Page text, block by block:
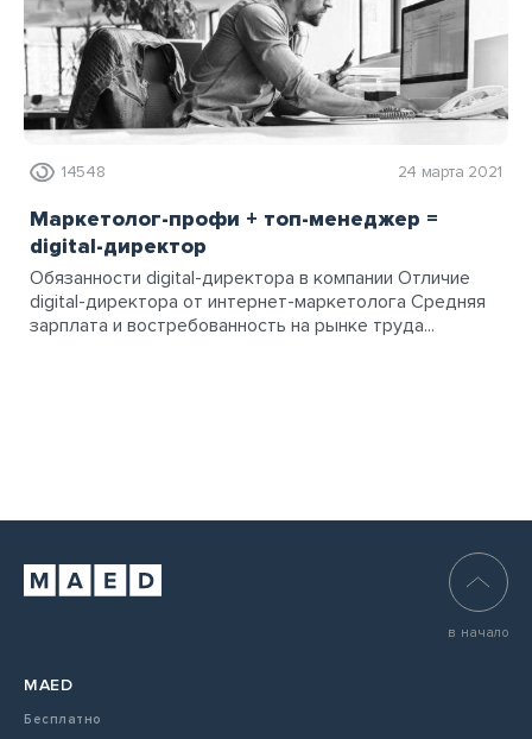
14548 24 марта 2021
Маркетолог-профи + топ-менеджер =
digital-директор
Обязанности digital-директора в компании Отличие
digital-директора от интернет-маркетолога Средняя
зарплата и востребованность на рынке труда...
MAED
Бесплатно
в начало